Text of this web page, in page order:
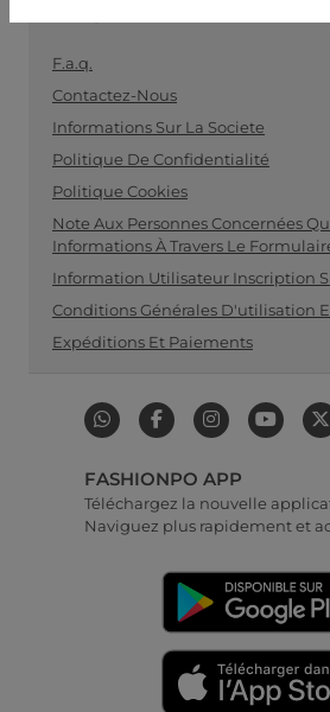
F.a.q.
Contactez-Nous
Informations Sur La Societe
Politique De Confidentialité
Politique Cookies
Note Aux Personnes Concernées
Informations À Travers Le
Information Utilisateur Inscription
Conditions Générales D'utilisation
Expéditions Et Paiements
FASHIONPO APP
Téléchargez la nouvelle
Naviguez plus rapidement et